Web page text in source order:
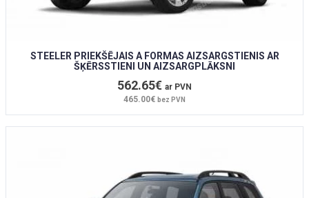
STEELER PRIEKŠĒJAIS A FORMAS AIZSARGSTIENIS AR
ŠĶĒRSSTIENI UN AIZSARGPLĀKSNI
562.65€ ar PVN
465.00€ bez PVN